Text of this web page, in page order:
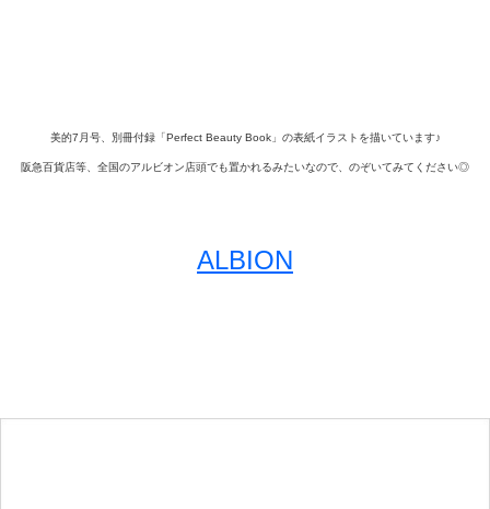
美的7月号、別冊付録「Perfect Beauty Book」の表紙イラストを描いています♪
阪急百貨店等、全国のアルビオン店頭でも置かれるみたいなので、のぞいてみてください◎
ALBION